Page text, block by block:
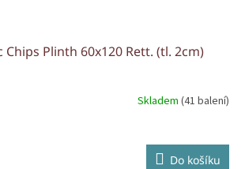
Chips Plinth 60x120 Rett. (tl. 2cm)
Skladem (41 balení)
Do košíku